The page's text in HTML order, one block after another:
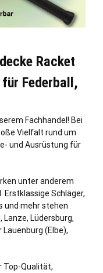
Racket
Federball,
Fachhandel! Bei
Vielfalt rund um
und Ausrüstung für
unter anderem
Erstklassige Schläger,
und mehr stehen
, Lanze, Lüdersburg,
Lauenburg (Elbe),
Top-Qualität,